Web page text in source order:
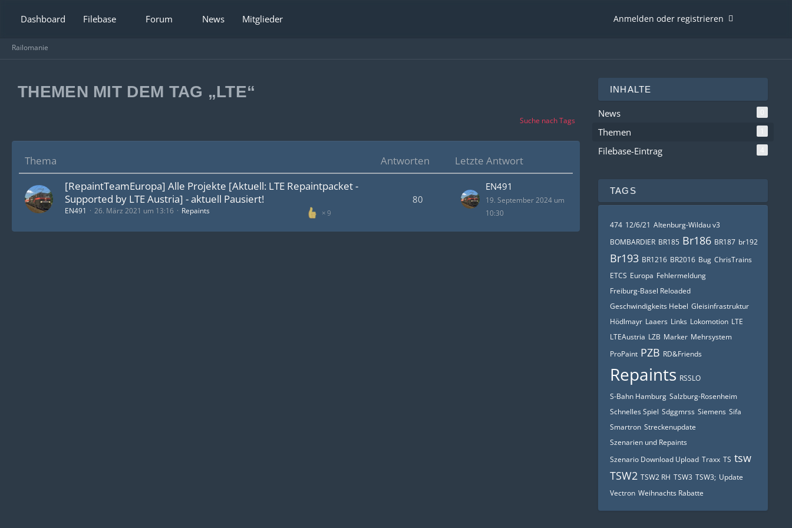
Dashboard Filebase Forum News Mitglieder Anmelden oder registrieren
Railomanie
THEMEN MIT DEM TAG „LTE“
Suche nach Tags
Thema Antworten
Letzte Antwort
[RepaintTeamEuropa] Alle Projekte [Aktuell: LTE Repaintpacket -
Supported by LTE Austria] - aktuell Pausiert!
9
EN491 26. März 2021 um 13:16 Repaints
80
EN491
19. September 2024 um
10:30
INHALTE
News
Themen 1
Filebase-Eintrag 4
TAGS
474 12/6/21 Altenburg-Wildau v3
BOMBARDIER BR185 Br186 BR187 br192
Br193 BR1216 BR2016 Bug ChrisTrains
ETCS Europa Fehlermeldung
Freiburg-Basel Reloaded
Geschwindigkeits Hebel Gleisinfrastruktur
Hödlmayr Laaers Links Lokomotion LTE
LTEAustria LZB Marker Mehrsystem
ProPaint PZB RD&Friends
Repaints RSSLO
S-Bahn Hamburg Salzburg-Rosenheim
Schnelles Spiel Sdggmrss Siemens Sifa
Smartron Streckenupdate
Szenarien und Repaints
Szenario Download Upload Traxx TS tsw
TSW2 TSW2 RH TSW3 TSW3; Update
Vectron Weihnachts Rabatte